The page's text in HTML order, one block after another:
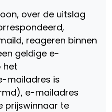
over de uitslag
reageren binnen
geldige e-
het
mailadres is
e-mailadres
prijswinnaar te